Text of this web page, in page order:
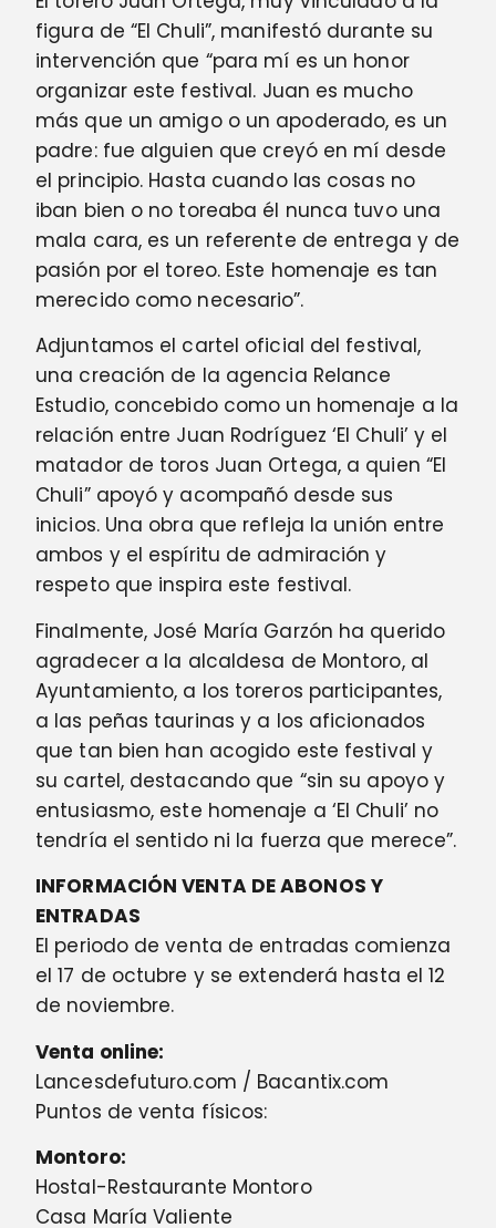
figura de “El Chuli”, manifestó durante su
intervención que “para mí es un honor
organizar este festival. Juan es mucho
más que un amigo o un apoderado, es un
padre: fue alguien que creyó en mí desde
el principio. Hasta cuando las cosas no
iban bien o no toreaba él nunca tuvo una
mala cara, es un referente de entrega y de
pasión por el toreo. Este homenaje es tan
merecido como necesario”.
Adjuntamos el cartel oficial del festival,
una creación de la agencia Relance
Estudio, concebido como un homenaje a la
relación entre Juan Rodríguez ‘El Chuli’ y el
matador de toros Juan Ortega, a quien “El
Chuli” apoyó y acompañó desde sus
inicios. Una obra que refleja la unión entre
ambos y el espíritu de admiración y
respeto que inspira este festival.
Finalmente, José María Garzón ha querido
agradecer a la alcaldesa de Montoro, al
Ayuntamiento, a los toreros participantes,
a las peñas taurinas y a los aficionados
que tan bien han acogido este festival y
su cartel, destacando que “sin su apoyo y
entusiasmo, este homenaje a ‘El Chuli’ no
tendría el sentido ni la fuerza que merece”.
INFORMACIÓN VENTA DE ABONOS Y
ENTRADAS
El periodo de venta de entradas comienza
el 17 de octubre y se extenderá hasta el 12
de noviembre.
Venta online:
Lancesdefuturo.com / Bacantix.com
Puntos de venta físicos:
Montoro:
Hostal-Restaurante Montoro
Casa María Valiente